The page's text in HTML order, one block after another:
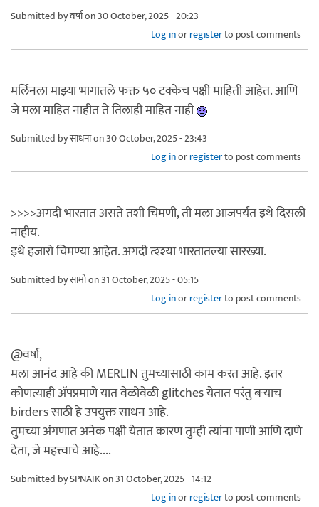
Submitted byवर्षाon 30 October, 2025 - 20:23
Log inorregisterto post comments
मर्लिनला माझ्या भागातले फक्त ५० टक्केच पक्षी माहिती आहेत. आणि
जे मला माहित नाहीत ते तिलाही माहित नाही
Submitted byसाधनाon 30 October, 2025 - 23:43
Log inorregisterto post comments
>>>>अगदी भारतात असते तशी चिमणी, ती मला आजपर्यंत इथे दिसली
नाहीय.
इथे हजारो चिमण्या आहेत. अगदी त्श्श्या भारतातल्या सारख्या.
Submitted byसामोon 31 October, 2025 - 05:15
Log inorregisterto post comments
@वर्षा,
मला आनंद आहे की MERLIN तुमच्यासाठी काम करत आहे. इतर
कोणत्याही ॲपप्रमाणे यात वेळोवेळी glitches येतात परंतु बऱ्याच
birders साठी हे उपयुक्त साधन आहे.
तुमच्या अंगणात अनेक पक्षी येतात कारण तुम्ही त्यांना पाणी आणि दाणे
देता, जे महत्त्वाचे आहे....
Submitted bySPNAIKon 31 October, 2025 - 14:12
Log inorregisterto post comments